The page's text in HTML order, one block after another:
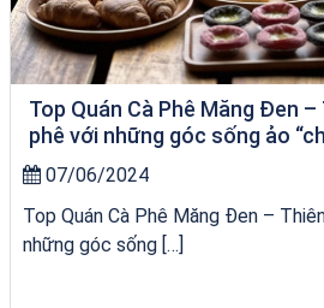
Top Quán Cà Phê Măng Đen
phê với những góc sống ảo
07/06/2024
Top Quán Cà Phê Măng Đen –
những góc sống […]